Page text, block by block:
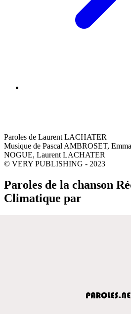
Paroles de Laurent LACHATER
Musique de Pascal AMBROSET,
NOGUE, Laurent LACHATER
© VERY PUBLISHING - 2023
Paroles de la chanson
Climatique par